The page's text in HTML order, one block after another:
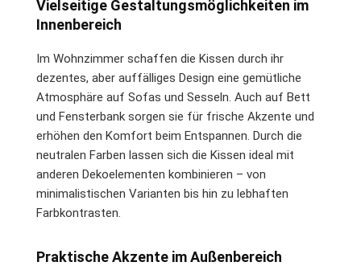
Vielseitige Gestaltungsmöglichkeiten im
Innenbereich
Im Wohnzimmer schaffen die Kissen durch ihr
dezentes, aber auffälliges Design eine gemütliche
Atmosphäre auf Sofas und Sesseln. Auch auf Bett
und Fensterbank sorgen sie für frische Akzente und
erhöhen den Komfort beim Entspannen. Durch die
neutralen Farben lassen sich die Kissen ideal mit
anderen Dekoelementen kombinieren – von
minimalistischen Varianten bis hin zu lebhaften
Farbkontrasten.
Praktische Akzente im Außenbereich